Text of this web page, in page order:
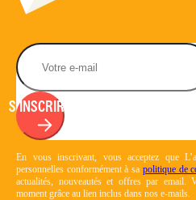
S'INSCRIRE
En vous inscrivant, vous acceptez que
personnelles conformément à sa politique de
actualités, nouveautés et offres par email.
moment grâce au lien inclus dans nos e-mails.